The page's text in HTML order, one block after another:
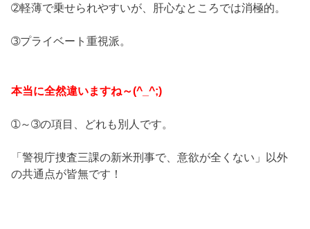
➁軽薄で乗せられやすいが、肝心なところでは消極的。
➂プライベート重視派。
本当に全然違いますね～(^_^;)
➀～➂の項目、どれも別人です。
「警視庁捜査三課の新米刑事で、意欲が全くない」以外
の共通点が皆無です！